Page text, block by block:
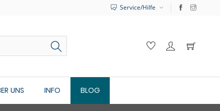
Service/Hilfe
UNS INFO BLOG